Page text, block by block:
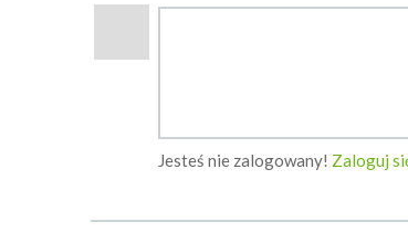
Jesteś nie zalogowany! Zaloguj